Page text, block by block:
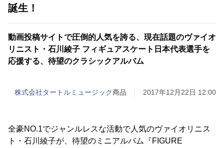
誕生！
動画投稿サイトで圧倒的人気を誇る、現在話題のヴァイオ
リニスト・石川綾子 フィギュアスケート日本代表選手を
応援する、待望のクラシックアルバム
株式会社タートルミュージック商品 2017年12月22日 12:00
全豪NO.1でジャンルレスな活動で人気のヴァイオリニス
ト・石川綾子が、待望のミニアルバム『FIGURE